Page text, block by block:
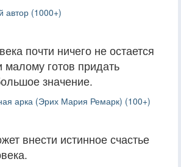
автор (1000+)
почти ничего не остается
малому готов придать
значение.
арка (Эрих Мария Ремарк) (100+)
внести истинное счастье